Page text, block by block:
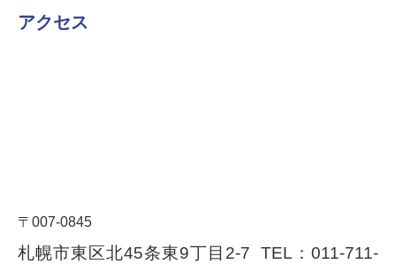
アクセス
〒007-0845
札幌市東区北45条東9丁目2-7 TEL： 011-711-